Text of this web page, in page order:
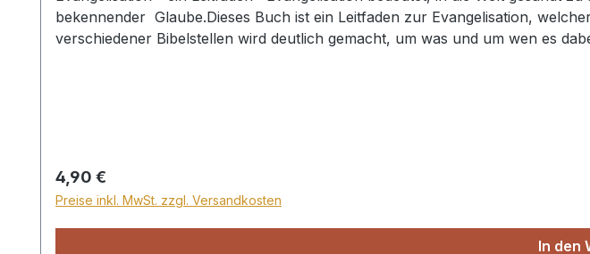
bekennender Glaube.Dieses Buch ist ein Leitfaden zur Evangelisation,
verschiedener Bibelstellen wird deutlich gemacht, um was und um wen es
Regulärer Preis:
4,90 €
Preise inkl. MwSt. zzgl. Versandkosten
In den